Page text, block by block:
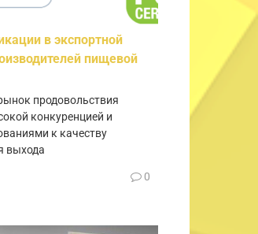
в экспортной
пищевой
продовольствия
конкуренцией и
к качеству
выхода
0